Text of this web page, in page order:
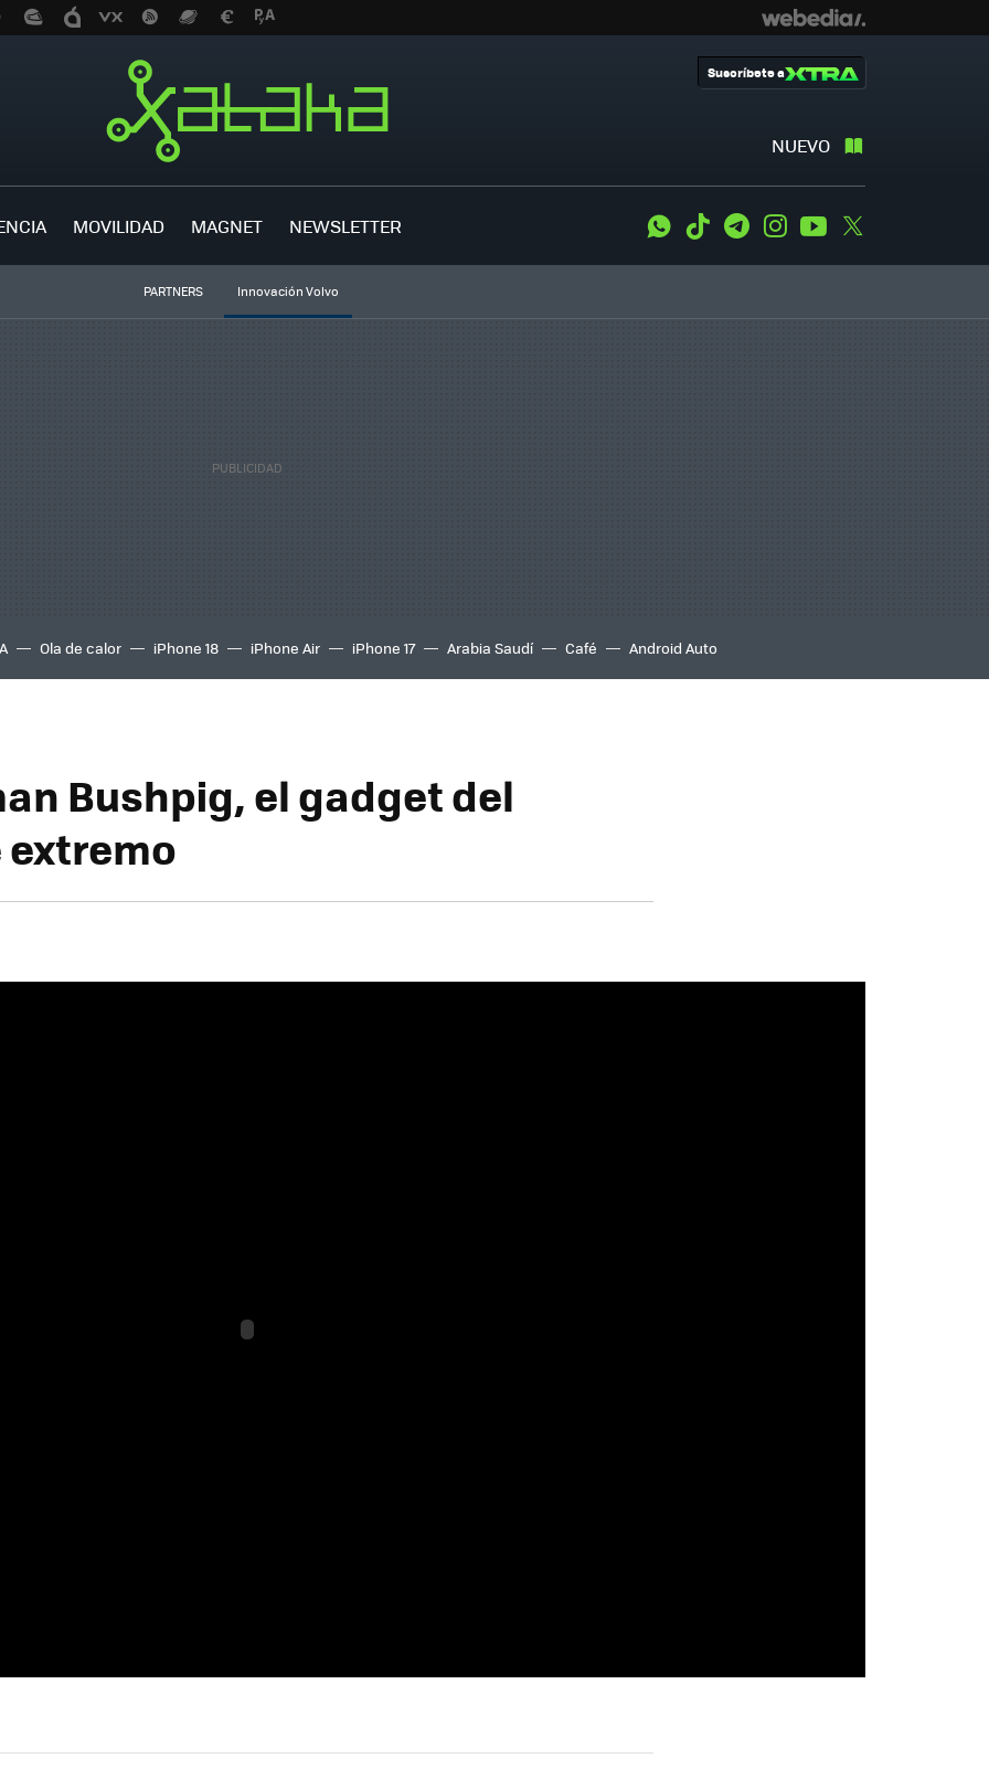
NUEVO
Suscríbete a
MOVILIDAD MAGNET NEWSLETTER WhatsApp
Tiktok TelegramInstagramYoutube
PARTNERS Innovación Volvo
Ola de calor iPhone 18 iPhone Air iPhone 17 Arabia Saudí Café Android Auto
Bushpig, el gadget del